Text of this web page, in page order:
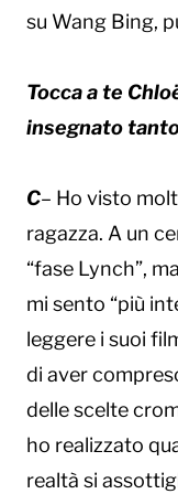
su Wang Bing,
Tocca a te
insegnato
C– Ho visto
ragazza. A un
“fase Lynch”,
mi sento “più
leggere i suoi
di aver
delle scelte
ho realizzato
realtà si